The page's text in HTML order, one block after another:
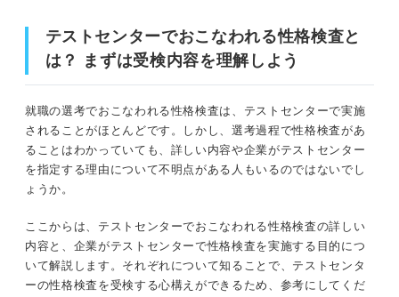
テストセンターでおこなわれる性格検査と
は？ まずは受検内容を理解しよう
就職の選考でおこなわれる性格検査は、テストセンターで実施
されることがほとんどです。しかし、選考過程で性格検査があ
ることはわかっていても、詳しい内容や企業がテストセンター
を指定する理由について不明点がある人もいるのではないでし
ょうか。
ここからは、テストセンターでおこなわれる性格検査の詳しい
内容と、企業がテストセンターで性格検査を実施する目的につ
いて解説します。それぞれについて知ることで、テストセンタ
ーの性格検査を受検する心構えができるため、参考にしてくだ
STEP2：受検会場・受検日時を選択して仮予約する
STEP3：性格検査を自宅で受検して予約完了
STEP4：予約当日に会場で残りの適性検査を受検する
気を付けよう！ テストセンターの性格検査での注意点
②自宅の通信環境を整える
③性格検査はやり直しできない